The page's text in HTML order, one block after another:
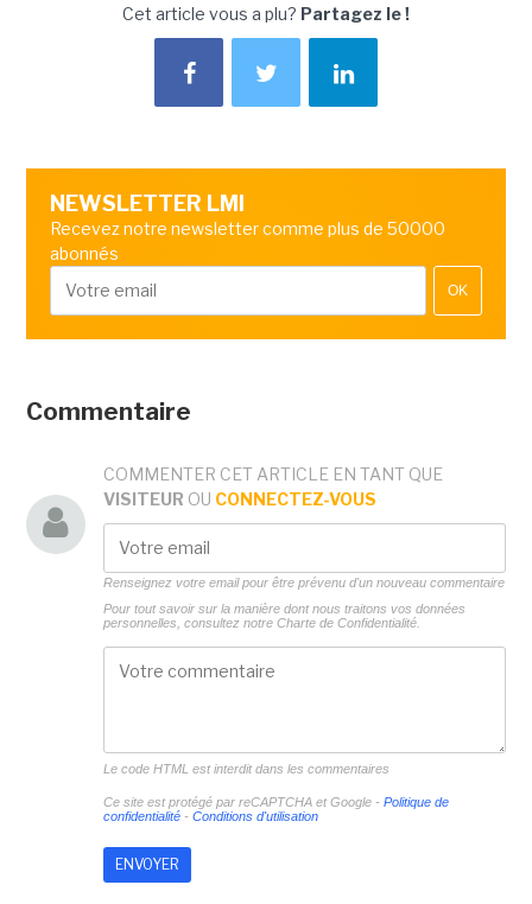
Cet article vous a plu? Partagez le !
NEWSLETTER LMI
Recevez notre newsletter comme plus de 50000
abonnés
OK
Commentaire
COMMENTER CET ARTICLE EN TANT QUE
VISITEUR OU CONNECTEZ-VOUS
Renseignez votre email pour être prévenu d'un nouveau commentaire
Pour tout savoir sur la manière dont nous traitons vos données
personnelles, consultez notre Charte de Confidentialité.
Le code HTML est interdit dans les commentaires
Ce site est protégé par reCAPTCHA et Google - Politique de
confidentialité- Conditions d'utilisation